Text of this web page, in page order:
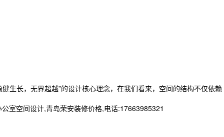
长，无界超越”的设计核心理念，在我们看来，空间的结构不仅依赖
室空间设计,青岛荣安装修价格,电话:17663985321